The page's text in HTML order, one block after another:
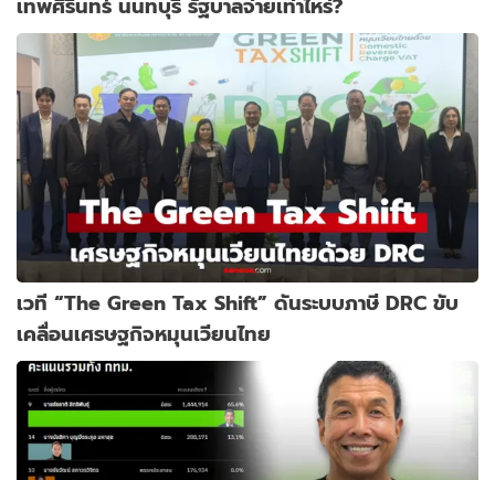
เวที “The Green Tax Shift” ดันระบบภาษี DRC ขับ
เคลื่อนเศรษฐกิจหมุนเวียนไทย